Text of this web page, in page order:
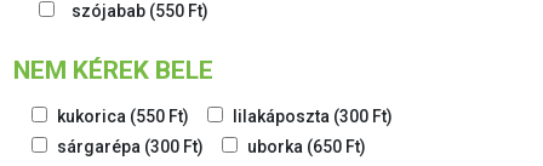
szójabab (550 Ft)
NEM KÉREK BELE
kukorica (550 Ft) lilakáposzta (300 Ft)
sárgarépa (300 Ft) uborka (650 Ft)